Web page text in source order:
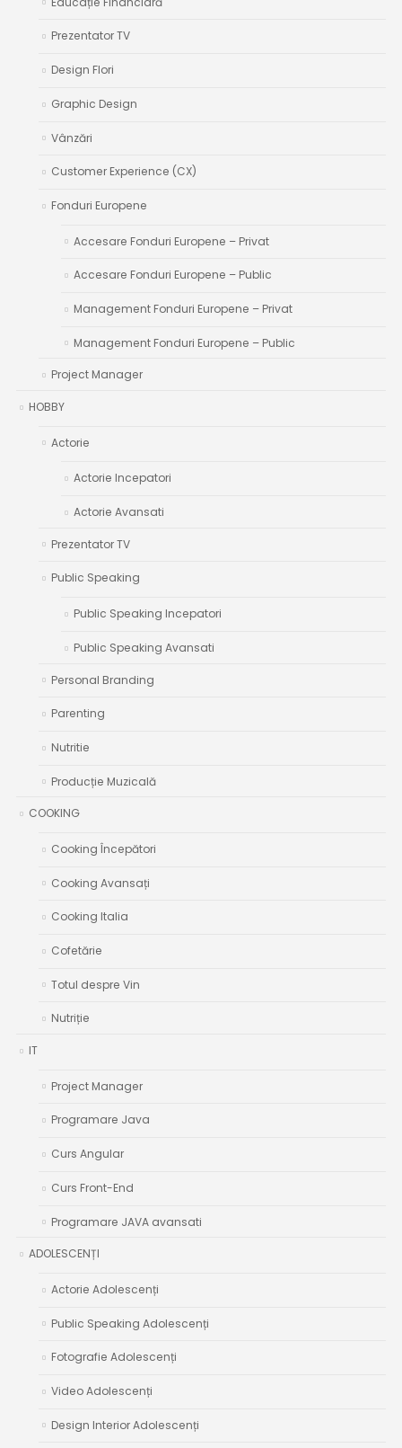
Prezentator TV
Design Flori
Graphic Design
Vânzări
Customer Experience (CX)
Fonduri Europene
Accesare Fonduri Europene – Privat
Accesare Fonduri Europene – Public
Management Fonduri Europene – Privat
Management Fonduri Europene – Public
Project Manager
HOBBY
Actorie
Actorie Incepatori
Actorie Avansati
Prezentator TV
Public Speaking
Public Speaking Incepatori
Public Speaking Avansati
Personal Branding
Parenting
Nutritie
Producție Muzicală
COOKING
Cooking Începători
Cooking Avansați
Cooking Italia
Cofetărie
Totul despre Vin
Nutriție
IT
Project Manager
Programare Java
Curs Angular
Curs Front-End
Programare JAVA avansati
ADOLESCENȚI
Actorie Adolescenți
Public Speaking Adolescenți
Fotografie Adolescenți
Video Adolescenți
Design Interior Adolescenți